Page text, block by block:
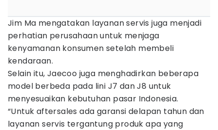
Jim Ma mengatakan layanan servis juga menjadi
perhatian perusahaan untuk menjaga
kenyamanan konsumen setelah membeli
kendaraan.
Selain itu, Jaecoo juga menghadirkan beberapa
model berbeda pada lini J7 dan J8 untuk
menyesuaikan kebutuhan pasar Indonesia.
“Untuk aftersales ada garansi delapan tahun dan
layanan servis tergantung produk apa yang